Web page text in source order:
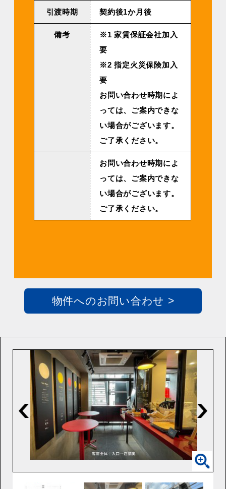
引渡時期 契約後1か月後
備考
※1 家賃保証会社加入
要
※2 指定火災保険加入
要
お問い合わせ時期によ
っては、ご案内できな
い場合がございます。
ご了承ください。
お問い合わせ時期によ
っては、ご案内できな
い場合がございます。
ご了承ください。
物件へのお問い合わせ >